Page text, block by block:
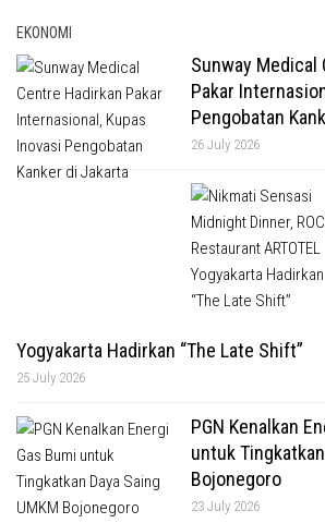
EKONOMI
Sunway Medical
Pakar
Pengobatan
26 July 2026
Yogyakarta Hadirkan “The Late Shift”
25 July 2026
PGN Kenalkan
untuk
Bojonegoro
23 July 2026